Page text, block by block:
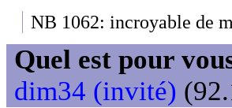
NB 1062: incroyable de
Quel est pour
dim34 (invité)